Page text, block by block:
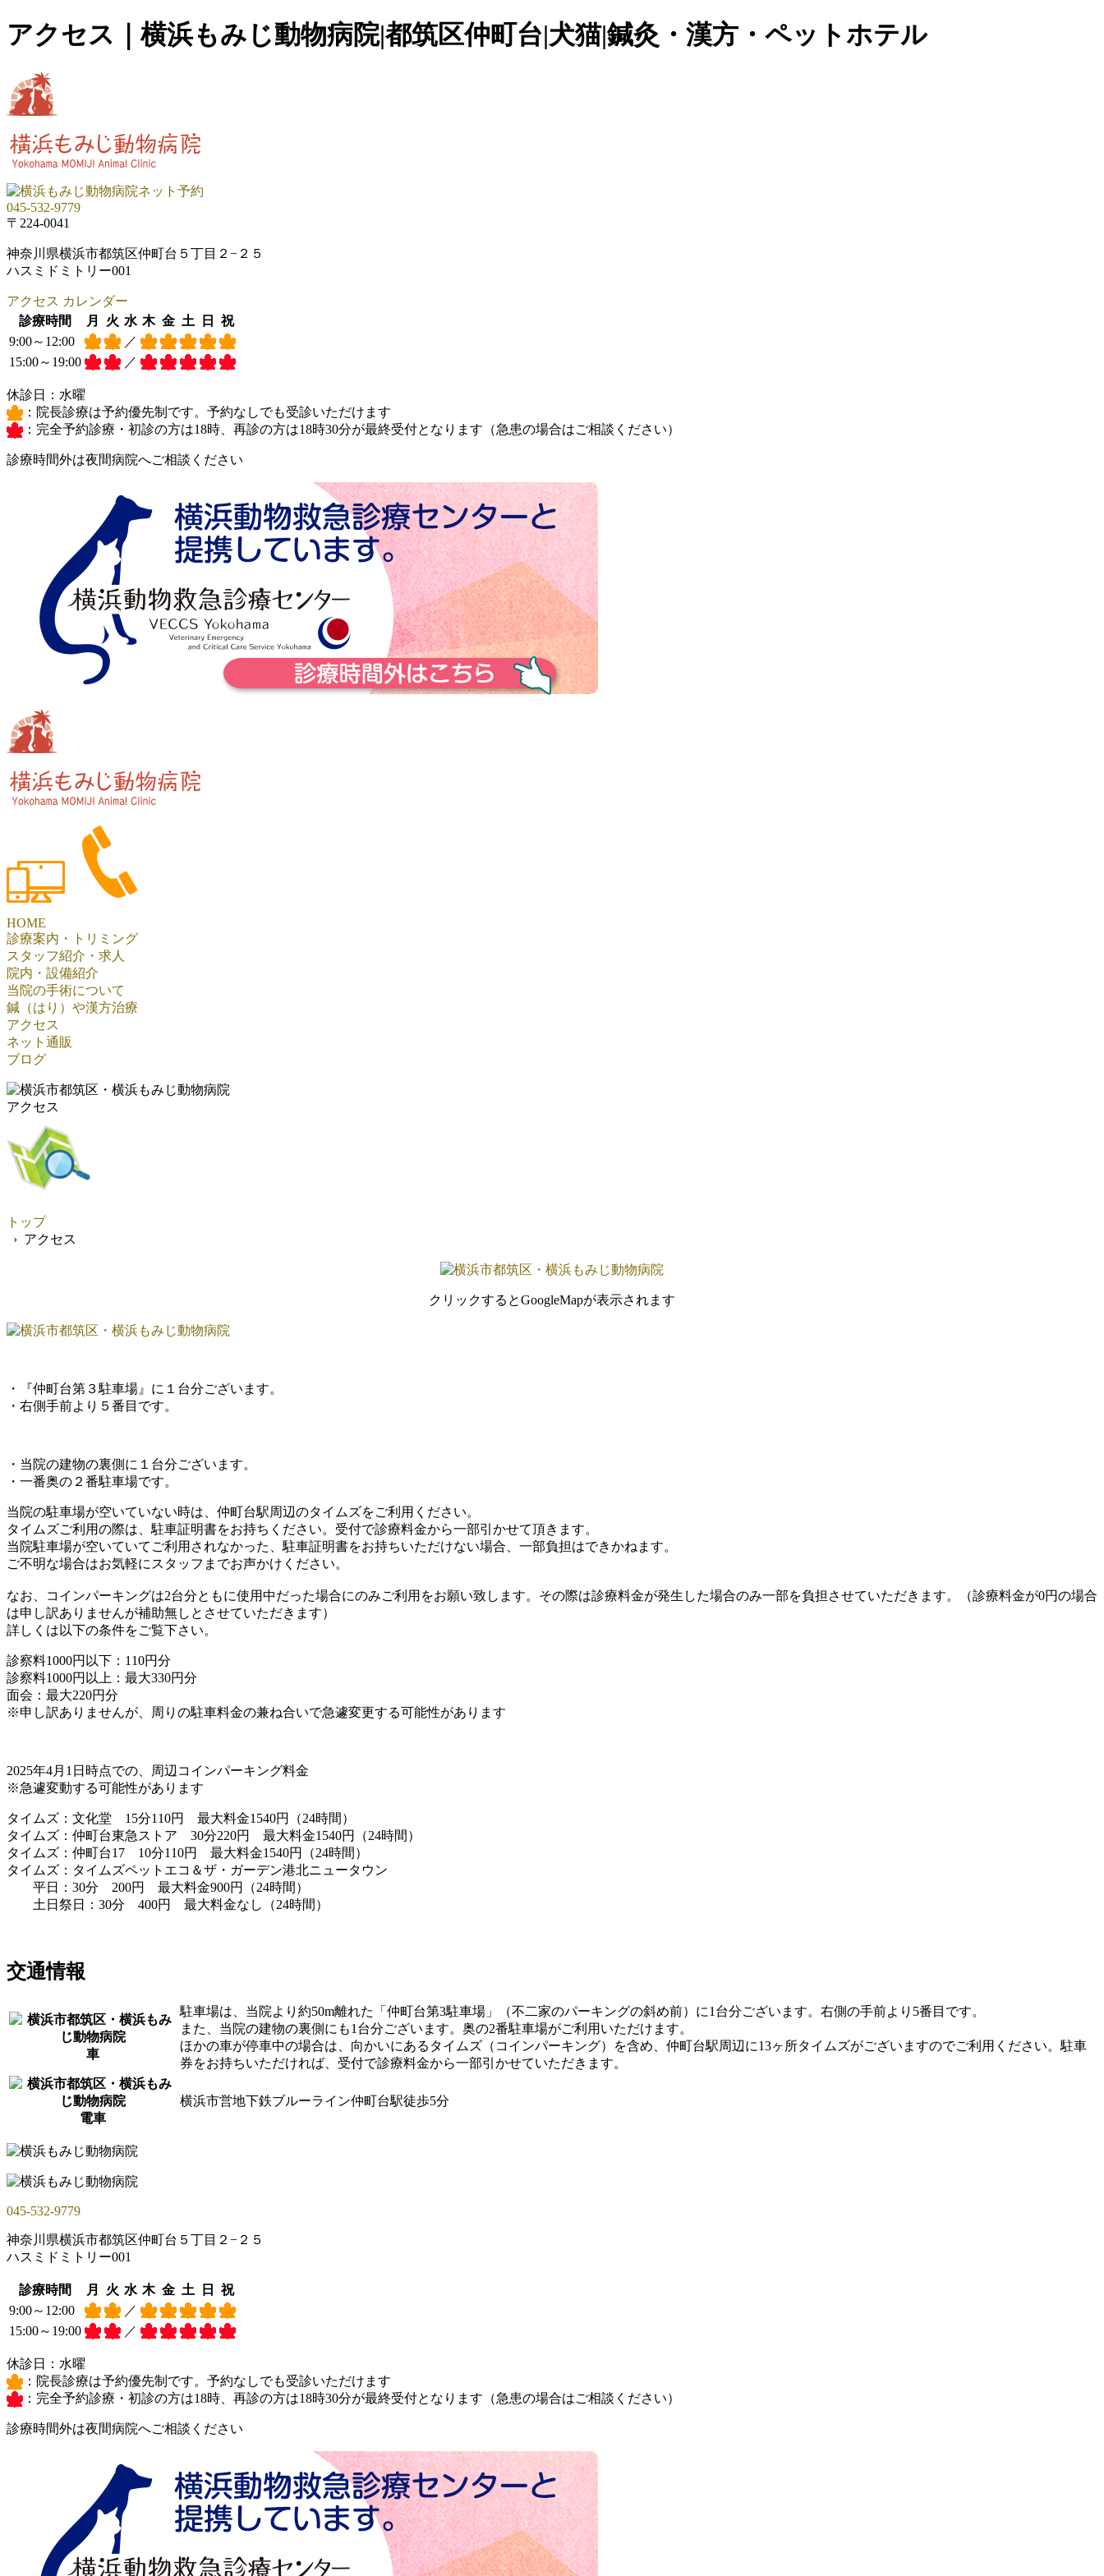
アクセス｜横浜もみじ動物病院|都筑区仲町台|犬猫|鍼灸・漢方・ペットホテル
045-532-9779
〒224-0041
神奈川県横浜市都筑区仲町台５丁目２−２５
ハスミドミトリー001
アクセス カレンダー
診療時間
月 火 水 木 金 土 日
祝
9:00～12:00
／
15:00～19:00
／
休診日：水曜
：院長診療は予約優先制です。予約なしでも受診いただけます
：完全予約診療 ・初診の方は18時、再診の方は18時30分が最終受付となります（急患の場合はご相談ください）
診療時間外は夜間病院へご相談ください
HOME
診療案内・トリミング
スタッフ紹介・求人
院内・設備紹介
当院の手術について
鍼（はり）や漢方治療
アクセス
ネット通販
ブログ
アクセス
トップ
› アクセス
クリックするとGoogleMapが表示されます
・『仲町台第３駐車場』に１台分ございます。
・右側手前より５番目です。
・当院の建物の裏側に１台分ございます。
・一番奥の２番駐車場です。
当院の駐車場が空いていない時は、仲町台駅周辺のタイムズをご利用ください。
タイムズご利用の際は、 駐車証明書をお持ちください。受付で診療料金から一部引かせて頂きます。
当院駐車場が空いていてご利用されなかった、駐車証明書をお持ちいただけない場合、 一部負担はできかねます。
ご不明な場合はお気軽にスタッフまでお声かけください。
なお、コインパーキングは2台分ともに使用中だった場合にのみご利用をお願い致します。その際は診療料金が発生した場合のみ一部を負担 させていただきます。（診療料金が0円の場合
は申し訳ありませんが補助無しとさせていただきます）
詳しくは以下の条件をご覧下さい。
診察料1000円以下：110円分
診察料1000円以上：最大330円分
面会：最大220円分
※申し訳ありませんが、周りの駐車料金の兼ね合いで急遽変更する可能性があります
2025年4月1日時点での、周辺コインパーキング料金
※急遽変動する可能性があります
タイムズ：文化堂 15分110円 最大料金1540円（24時間）
タイムズ：仲町台東急ストア 30分220円 最大料金1540円（24時間）
タイムズ：仲町台17 10分110円 最大料金1540円（24時間）
タイムズ：タイムズペットエコ＆ザ・ガーデン港北ニュータウン
平日：30分 200円 最大料金900円（24時間）
土日祭日：30分 400円 最大料金なし（24時間）
交通情報
車
駐車場は、当院より約50m離れた「仲町台第3駐車場」（不二家のパーキングの斜め前）に1台分ございます。右側の手前より5番目です。
また、当院の建物の裏側にも1台分ございます。奥の2番駐車場がご利用いただけます。
ほかの車が停車中の場合は、向かいにあるタイムズ（コインパーキング）を含め、仲町台駅周辺に13ヶ所タイムズがございますのでご利用ください。駐車
券をお持ちいただければ、受付で診療料金から一部引かせていただきます。
電車
横浜市営地下鉄ブルーライン仲町台駅徒歩5分
045-532-9779
神奈川県横浜市都筑区仲町台５丁目２−２５
ハスミドミトリー001
診療時間 月 火 水 木 金 土 日
祝
9:00～12:00
／
15:00～19:00
／
休診日：水曜
：院長診療は予約優先制です。予約なしでも受診いただけます
：完全予約診療 ・初診の方は18時、再診の方は18時30分が最終受付となります（急患の場合はご相談ください）
診療時間外は夜間病院へご相談ください